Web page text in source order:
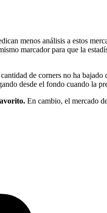
menos análisis a estos
marcador para que la
de corners no ha
desde el fondo cuando la
En cambio, el mercado